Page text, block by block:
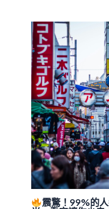
震驚！99%的